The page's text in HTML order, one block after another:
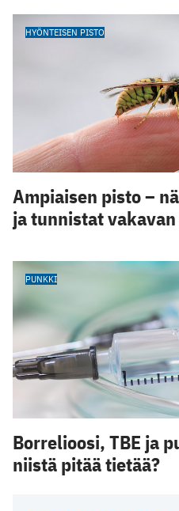
HYÖNTEISEN PISTO
Ampiaisen pisto –
ja tunnistat
PUNKKI
Borrelioosi, TBE ja
niistä pitää tietää?